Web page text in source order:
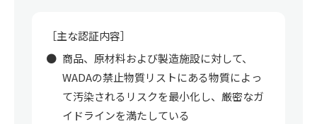
［主な認証内容］
商品、原材料および製造施設に対して、
WADAの禁止物質リストにある物質によっ
て汚染されるリスクを最小化し、厳密なガ
イドラインを満たしている